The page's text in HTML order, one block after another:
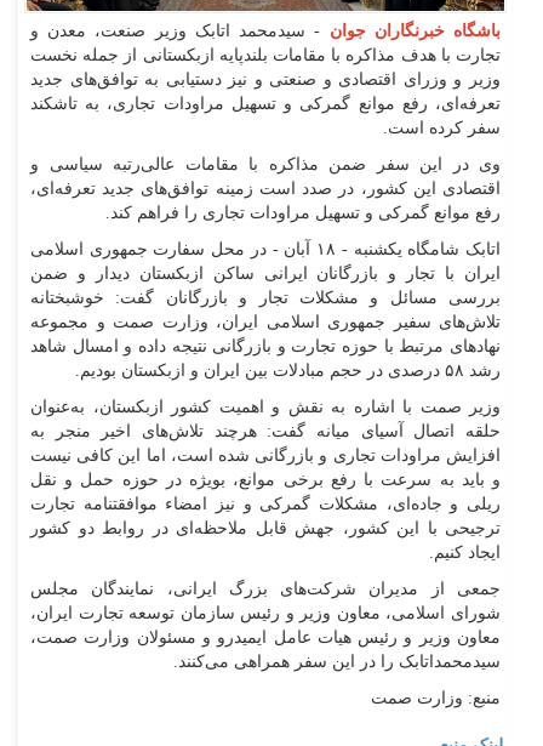
باشگاه خبرنگاران جوان - سیدمحمد اتابک وزیر صنعت، معدن و
تجارت با هدف مذاکره با مقامات بلندپایه ازبکستانی از جمله نخست
وزیر و وزرای اقتصادی و صنعتی و نیز دستیابی به توافق‌های جدید
تعرفه‌ای، رفع موانع گمرکی و تسهیل مراودات تجاری، به تاشکند
سفر کرده است.
وی در این سفر ضمن مذاکره با مقامات عالی‌رتبه سیاسی و
اقتصادی این کشور، در صدد است زمینه توافق‌های جدید تعرفه‌ای،
رفع موانع گمرکی و تسهیل مراودات تجاری را فراهم کند.
اتابک شامگاه یکشنبه - ۱۸ آبان - در محل سفارت جمهوری اسلامی
ایران با تجار و بازرگانان ایرانی ساکن ازبکستان دیدار و ضمن
بررسی مسائل و مشکلات تجار و بازرگانان گفت: خوشبختانه
تلاش‌های سفیر جمهوری اسلامی ایران، وزارت صمت و مجموعه
نهاد‌های مرتبط با حوزه تجارت و بازرگانی نتیجه داده و امسال شاهد
رشد ۵۸ درصدی در حجم مبادلات بین ایران و ازبکستان بودیم.
وزیر صمت با اشاره به نقش و اهمیت کشور ازبکستان، به‌عنوان
حلقه اتصال آسیای میانه گفت: هرچند تلاش‌های اخیر منجر به
افزایش مراودات تجاری و بازرگانی شده است، اما این کافی نیست
و باید به سرعت با رفع برخی موانع، بویژه در حوزه حمل و نقل
ریلی و جاده‌ای، مشکلات گمرکی و نیز امضاء موافقتنامه تجارت
ترجیحی با این کشور، جهش قابل ملاحظه‌ای در روابط دو کشور
ایجاد کنیم.
جمعی از مدیران شرکت‌های بزرگ ایرانی، نمایندگان مجلس
شورای اسلامی، معاون وزیر و رئیس سازمان توسعه تجارت ایران،
معاون وزیر و رئیس هیات عامل ایمیدرو و مسئولان وزارت صمت،
سیدمحمداتابک را در این سفر همراهی می‌کنند.
منبع: وزارت صمت